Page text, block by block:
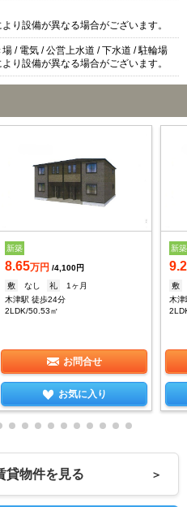
り設備が異なる場合がございます。
/ 電気 / 公営上水道 / 下水道 / 駐輪場
り設備が異なる場合がございます。
新築
8.65万円 /4,100円
敷
なし 礼
1ヶ月
木津駅 徒歩24分
2LDK/50.53㎡
お問合せ
お気に入り
新築
敷
木
貸物件を見る ＞